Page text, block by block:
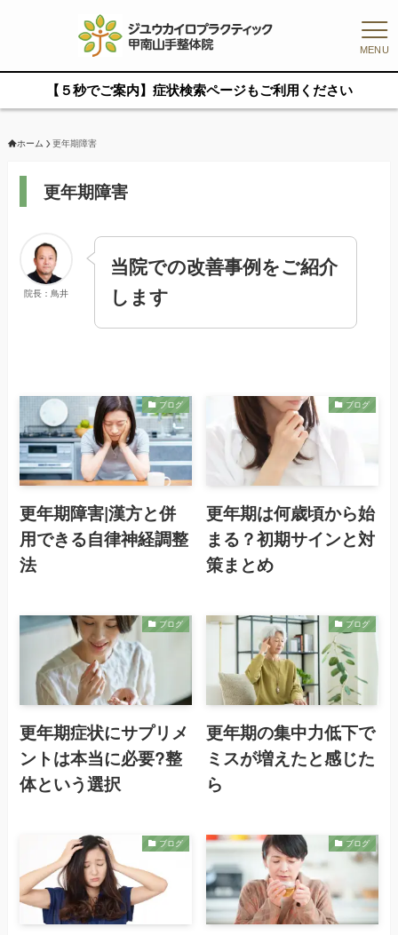
MENU
【５秒でご案内】症状検索ページもご利用ください
ホーム 更年期障害
更年期障害
院長：鳥井
当院での改善事例をご紹介
します
ブログ
更年期障害|漢方と併
用できる自律神経調整
法
ブログ
更年期は何歳頃から始
まる？初期サインと対
策まとめ
ブログ
更年期症状にサプリメ
ントは本当に必要?整
体という選択
ブログ
更年期の集中力低下で
ミスが増えたと感じた
ら
ブログ ブログ